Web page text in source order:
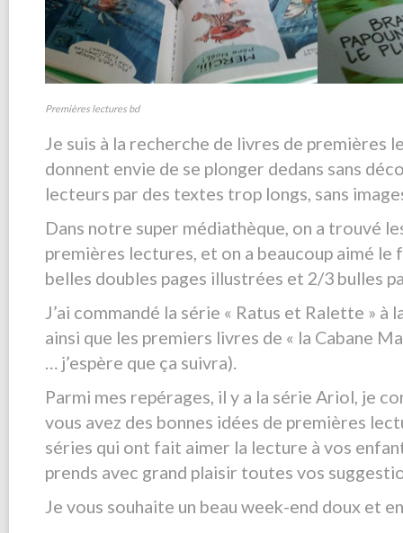
Premières lectures bd
Je suis à la recherche de livres de premières
donnent envie de se plonger dedans sans
lecteurs par des textes trop longs, sans
Dans notre super médiathèque, on a trouvé
premières lectures, et on a beaucoup aimé
belles doubles pages illustrées et 2/3 bulles
J’ai commandé la série « Ratus et Ralette » à
ainsi que les premiers livres de « la Cabane
… j’espère que ça suivra).
Parmi mes repérages, il y a la série Ariol, je
vous avez des bonnes idées de premières
séries qui ont fait aimer la lecture à vos
prends avec grand plaisir toutes vos
Je vous souhaite un beau week-end doux et